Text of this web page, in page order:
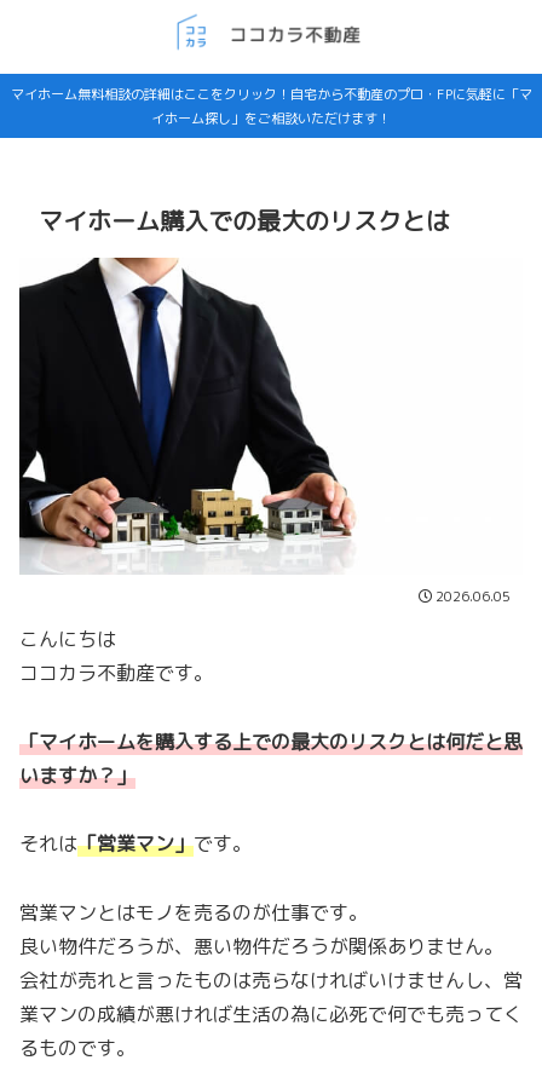
マイホーム無料相談の詳細はここをクリック！自宅から不動産のプロ・FPに気軽に「マ
イホーム探し」をご相談いただけます！
マイホーム購入での最大のリスクとは
2026.06.05
こんにちは
ココカラ不動産です。
「マイホームを購入する上での最大のリスクとは何だと思
いますか？」
それは「営業マン」です。
営業マンとはモノを売るのが仕事です。
良い物件だろうが、悪い物件だろうが関係ありません。
会社が売れと言ったものは売らなければいけませんし、営
業マンの成績が悪ければ生活の為に必死で何でも売ってく
るものです。